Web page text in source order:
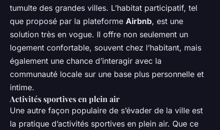
tumulte des grandes villes. L’habitat participatif, tel
que proposé par la plateforme Airbnb, est une
solution très en vogue. Il offre non seulement un
logement confortable, souvent chez l’habitant, mais
également une chance d’interagir avec la
communauté locale sur une base plus personnelle et
intime.
Activités sportives en plein air
Une autre façon populaire de s’évader de la ville est
la pratique d’activités sportives en plein air. Que ce